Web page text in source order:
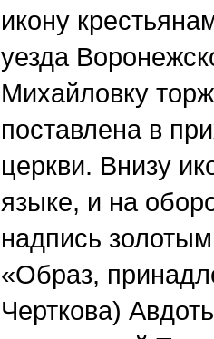
икону
уезда
Михайловку
поставлена в
церкви. Внизу
языке, и на
надпись
«Образ,
Черткова)